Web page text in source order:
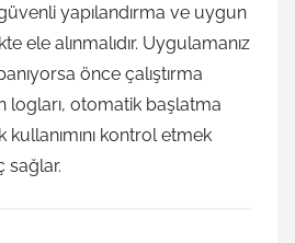
yapılandırma ve uygun
ele alınmalıdır. Uygulamanız
önce çalıştırma
logları, otomatik başlatma
kullanımını kontrol etmek
sağlar.